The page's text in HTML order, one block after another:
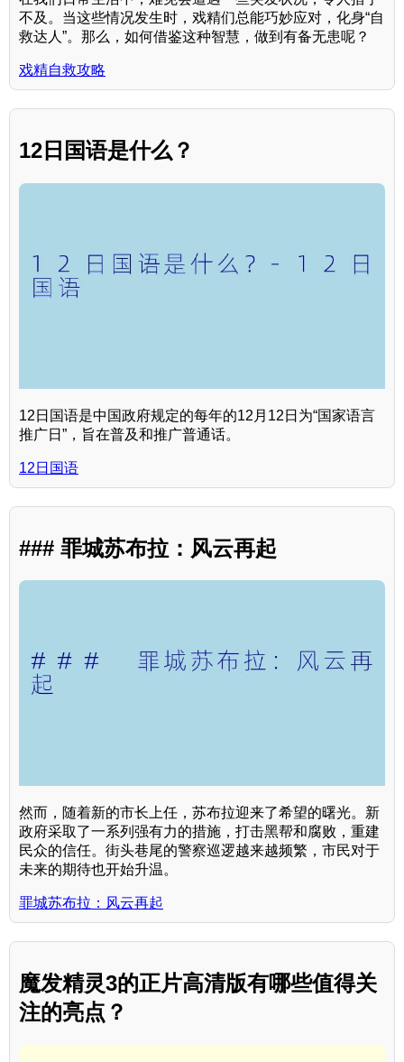
不及。当这些情况发生时，戏精们总能巧妙应对，化身“自
救达人”。那么，如何借鉴这种智慧，做到有备无患呢？
戏精自救攻略
12日国语是什么？
12日国语是中国政府规定的每年的12月12日为“国家语言
推广日”，旨在普及和推广普通话。
12日国语
### 罪城苏布拉：风云再起
然而，随着新的市长上任，苏布拉迎来了希望的曙光。新
政府采取了一系列强有力的措施，打击黑帮和腐败，重建
民众的信任。街头巷尾的警察巡逻越来越频繁，市民对于
未来的期待也开始升温。
罪城苏布拉：风云再起
魔发精灵3的正片高清版有哪些值得关
注的亮点？